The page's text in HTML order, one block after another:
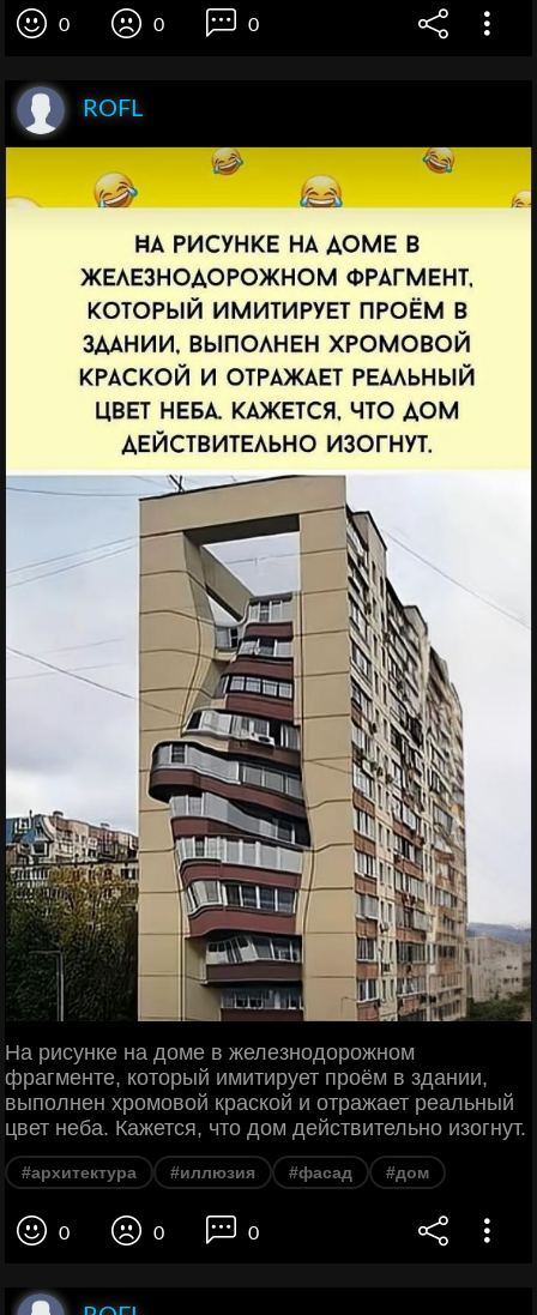
0 0 0
ROFL
На рисунке на доме в железнодорожном
фрагменте, который имитирует проём в здании,
выполнен хромовой краской и отражает реальный
цвет неба. Кажется, что дом действительно изогнут.
#архитектура #иллюзия #фасад #дом
0 0 0